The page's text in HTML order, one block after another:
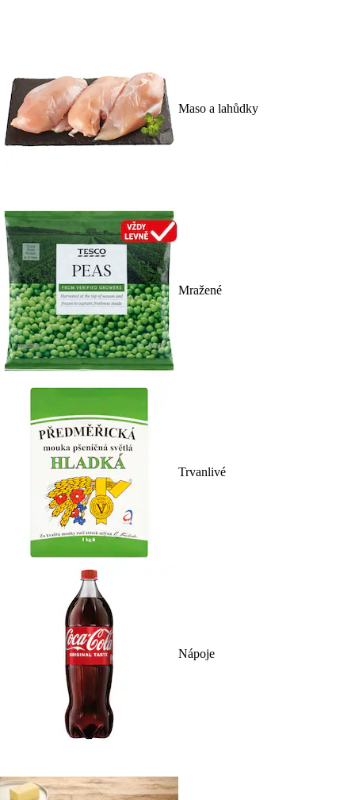
Maso a lahůdky
Mražené
Trvanlivé
Nápoje